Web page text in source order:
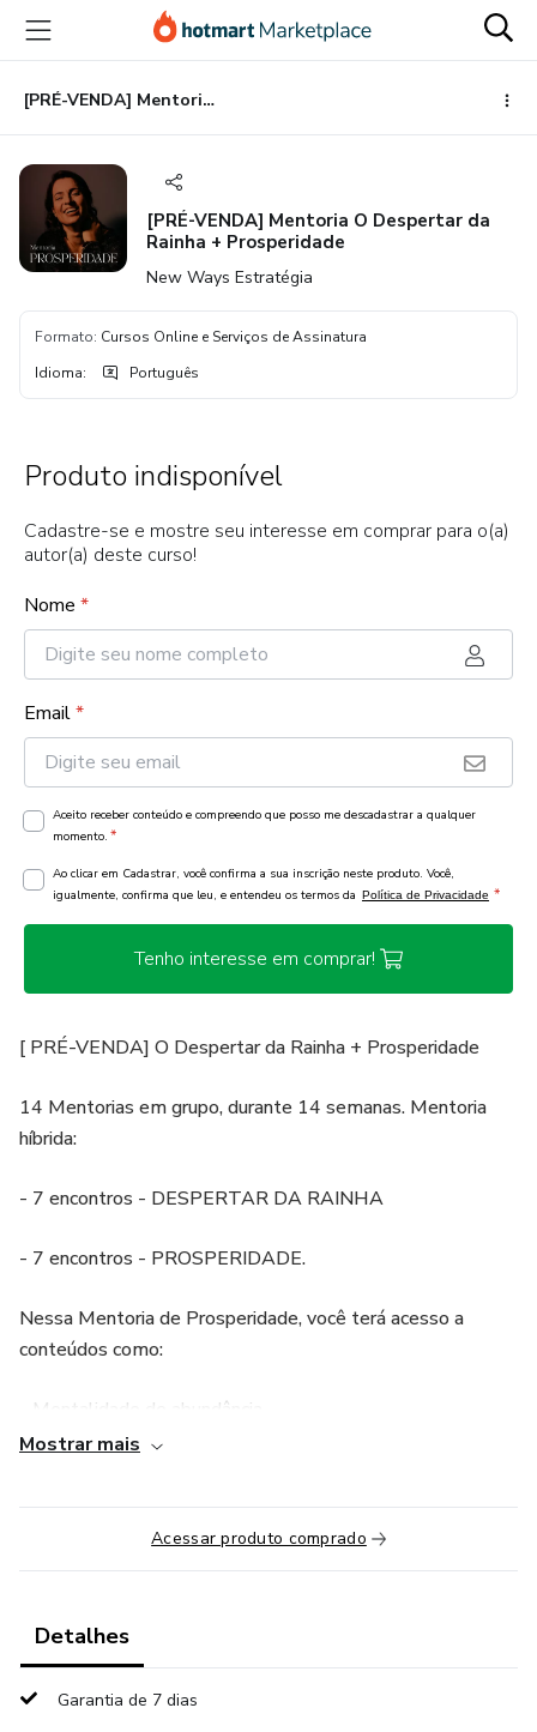
para
conteúdo
principal
para
pagamento
para
rodapé
[PRÉ-VENDA] Mentoria O Despertar da Rainha + Prosperidade
[PRÉ-VENDA] Mentoria O Despertar da
Rainha + Prosperidade
New Ways Estratégia
Formato: Cursos Online e Serviços de Assinatura
Idioma: Português
Produto indisponível
Cadastre-se e mostre seu interesse em comprar para o(a)
autor(a) deste curso!
Nome *
Email*
Aceito receber conteúdo e compreendo que posso me descadastrar a qualquer
momento. *
Ao clicar em Cadastrar, você confirma a sua inscrição neste produto. Você,
igualmente, confirma que leu, e entendeu os termos da Política de Privacidade *
Tenho interesse em comprar!
[ PRÉ-VENDA] O Despertar da Rainha + Prosperidade
14 Mentorias em grupo, durante 14 semanas. Mentoria
híbrida:
- 7 encontros - DESPERTAR DA RAINHA
- 7 encontros - PROSPERIDADE.
Nessa Mentoria de Prosperidade, você terá acesso a
conteúdos como:
- Mentalidade de abundância
- Inteligência emocional no dia a dia
- Desenvolvendo seu poder pessoal
- O negócio mais lucrativo do mundo: você!
Mostrar mais
Acessar produto comprado
Detalhes
Garantia de 7 dias